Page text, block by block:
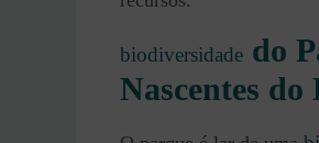
biodiversidade do
Nascentes